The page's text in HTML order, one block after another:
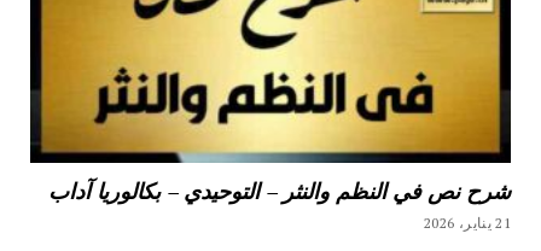
شرح نص في النظم والنثر – التوحيدي – بكالوريا آداب
21 يناير، 2026